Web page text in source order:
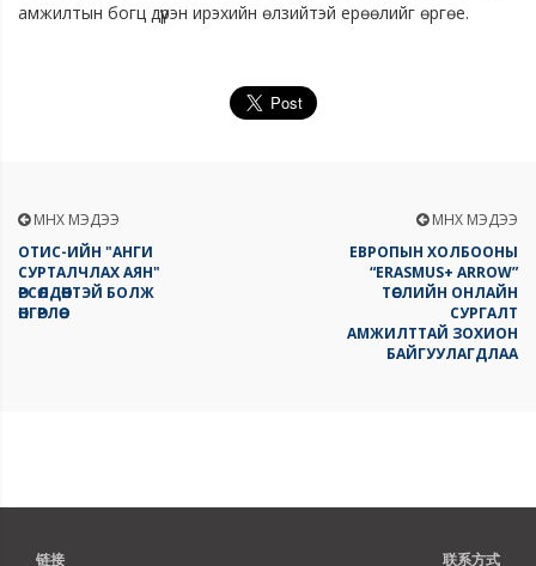
амжилтын богц дүүрэн ирэхийн өлзийтэй ерөөлийг өргөе.
ӨМНӨХ МЭДЭЭ
ОТИС-ИЙН "АНГИ
СУРТАЛЧЛАХ АЯН"
ӨРСӨЛДӨӨНТЭЙ БОЛЖ
ӨНГӨРЛӨӨ
ӨМНӨХ МЭДЭЭ
ЕВРОПЫН ХОЛБООНЫ
“ERASMUS+ ARROW”
ТӨСЛИЙН ОНЛАЙН
СУРГАЛТ
АМЖИЛТТАЙ ЗОХИОН
БАЙГУУЛАГДЛАА
链接 联系方式